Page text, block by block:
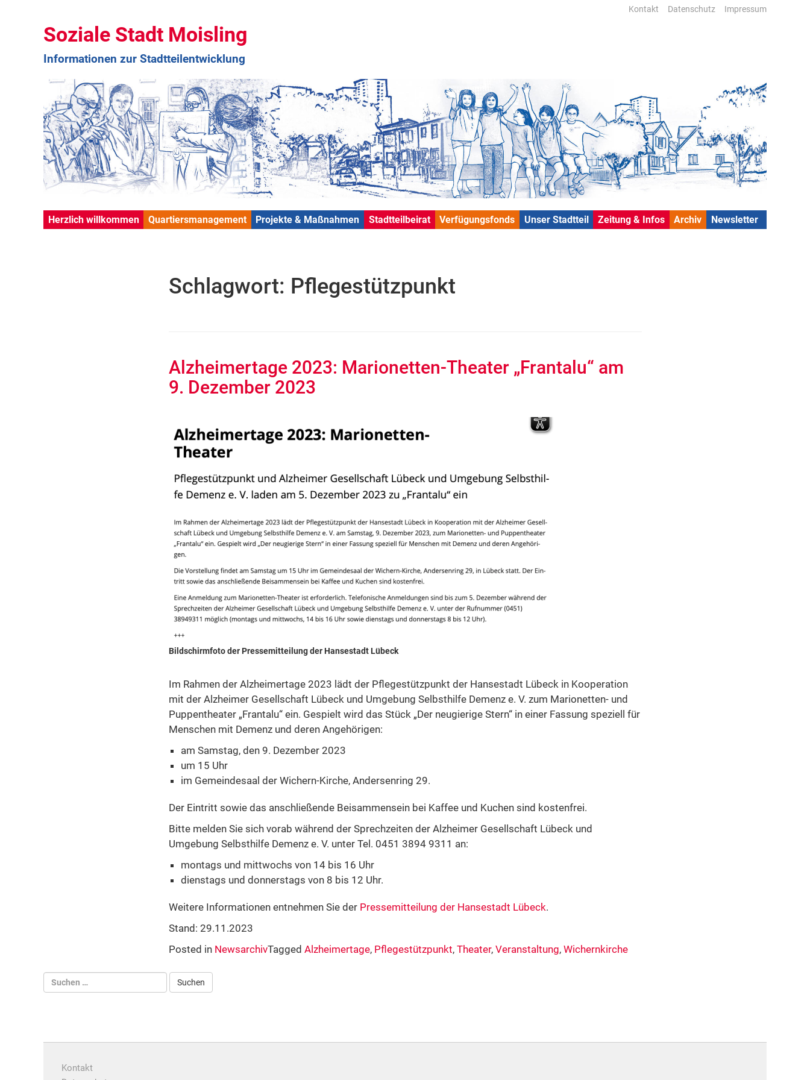
Kontakt Datenschutz Impressum
Soziale Stadt Moisling
Informationen zur Stadtteilentwicklung
Herzlich willkommen Quartiersmanagement Projekte & Maßnahmen Stadtteilbeirat Verfügungsfonds Unser Stadtteil Zeitung & Infos Archiv Newsletter
Schlagwort: Pflegestützpunkt
Alzheimertage 2023: Marionetten-Theater „Frantalu“ am
9. Dezember 2023
Bildschirmfoto der Pressemitteilung der Hansestadt Lübeck
Im Rahmen der Alzheimertage 2023 lädt der Pflegestützpunkt der Hansestadt Lübeck in Kooperation
mit der Alzheimer Gesellschaft Lübeck und Umgebung Selbsthilfe Demenz e. V. zum Marionetten- und
Puppentheater „Frantalu“ ein. Gespielt wird das Stück „Der neugierige Stern“ in einer Fassung speziell für
Menschen mit Demenz und deren Angehörigen:
am Samstag, den 9. Dezember 2023
um 15 Uhr
im Gemeindesaal der Wichern-Kirche, Andersenring 29.
Der Eintritt sowie das anschließende Beisammensein bei Kaffee und Kuchen sind kostenfrei.
Bitte melden Sie sich vorab während der Sprechzeiten der Alzheimer Gesellschaft Lübeck und
Umgebung Selbsthilfe Demenz e. V. unter Tel. 0451 3894 9311 an:
montags und mittwochs von 14 bis 16 Uhr
dienstags und donnerstags von 8 bis 12 Uhr.
Weitere Informationen entnehmen Sie der Pressemitteilung der Hansestadt Lübeck.
Stand: 29.11.2023
Posted in NewsarchivTagged Alzheimertage, Pflegestützpunkt, Theater, Veranstaltung, Wichernkirche
Kontakt